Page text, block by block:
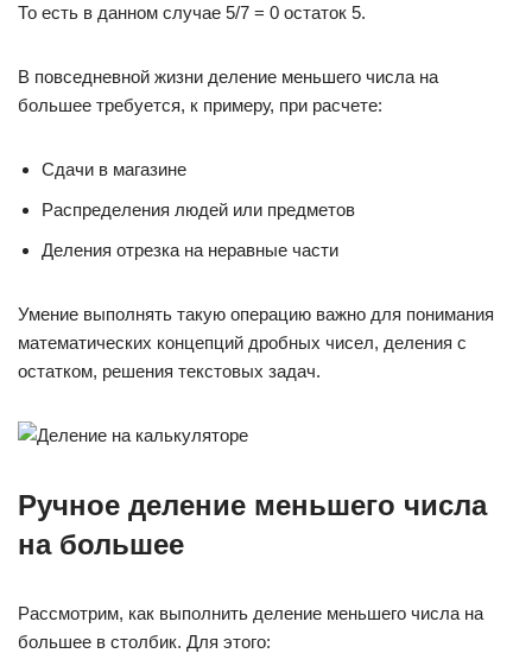
То есть в данном случае 5/7 = 0 остаток 5.
В повседневной жизни деление меньшего числа на
большее требуется, к примеру, при расчете:
Сдачи в магазине
Распределения людей или предметов
Деления отрезка на неравные части
Умение выполнять такую операцию важно для понимания
математических концепций дробных чисел, деления с
остатком, решения текстовых задач.
Ручное деление меньшего числа
на большее
Рассмотрим, как выполнить деление меньшего числа на
большее в столбик. Для этого: